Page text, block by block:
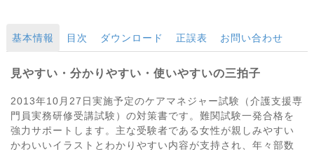
基本情報 目次 ダウンロード 正誤表 お問い合わせ
見やすい・分かりやすい・使いやすいの三拍子
2013年10月27日実施予定のケアマネジャー試験（介護支援専
門員実務研修受講試験）の対策書です。難関試験一発合格を
強力サポートします。主な受験者である女性が親しみやすい
かわいいイラストとわかりやすい内容が支持され、年々部数